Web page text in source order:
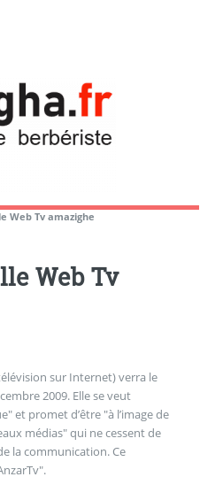
Web Tv amazighe
Web Tv
sur Internet) verra le
2009. Elle se veut
et promet d’être "à l’image de
médias" qui ne cessent de
la communication. Ce